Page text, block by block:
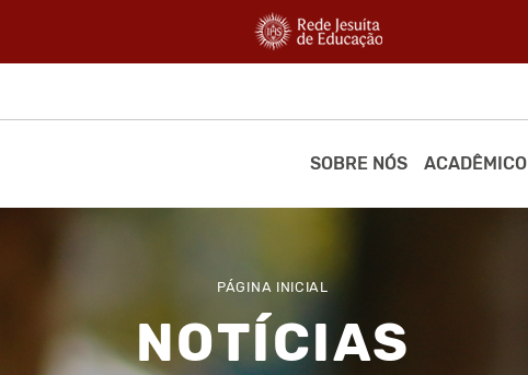
SOBRE NÓS ACADÊMICO
PÁGINA INICIAL
NOTÍCIAS